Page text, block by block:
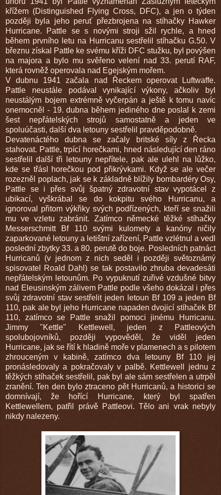
křížem (Distinguished Flying Cross, DFC), a jen o týden
později byla jeho peruť přezbrojena na stíhačky Hawker
Hurricane. Pattle se s novými stroji sžil rychle, a hned
během prvního letu na Hurricanu sestřelil stíhačku G.50. V
březnu získal Pattle ke svému kříži DFC stužku, byl povýšen
na majora a bylo mu svěřeno velení nad 33. perutí RAF,
která rovněž operovala nad Egejským mořem.
V dubnu 1941 začala nad Řeckem operovat Luftwaffe.
Pattle neustále podával vynikající výkony, ačkoliv byl
neustálým bojem extrémně vyčerpán a ještě k tomu navíc
onemocněl - 19. dubna během jediného dne poslal k zemi
šest nepřátelských strojů samostatně a jeden ve
spoluúčasti, další dva letouny sestřelil pravděpodobně.
Devatenáctého dubna se začaly britské síly z Řecka
stahovat. Pattle, trpící horečkami, hned následující den ráno
sestřelil další tři letouny nepřítele, pak ale ulehl na lůžko,
kde se třásl horečkou pod přikrývkami. Když se ale večer
rozezněl poplach, jak se k základně blížily bombardéry Osy,
Pattle se i přes svůj špatný zdravotní stav vypotácel z
ubikací, vyškrábal se do kokpitu svého Hurricanu, a
ignoroval přitom výkřiky svých podřízených, kteří se snažili
mu ve vzletu zabránit. Zatímco německé těžké stíhačky
Messerschmitt Bf 110 svými kulomety a kanóny ničily
zaparkované letouny a letištní zařízení, Pattle vzlétnul a vedl
poslední zbytky 33. a 80. perutě do boje. Posledních patnáct
Hurricanů (v jednom z nich seděl i později světoznámý
spisovatel Roald Dahl) se tak postavilo zhruba devadesáti
nepřátelským letounům. Po vypuknutí zuřivé vzdušné bitvy
nad Eleusinským zálivem Pattle podle všeho dokázal i přes
svůj zdravotní stav sestřelit jeden letoun Bf 109 a jeden Bf
110, pak ale byl jeho Hurricane napaden dvojicí stíhaček Bf
110, zatímco se Pattle snažil pomoci jinému Hurricanu.
Jimmy "Kettle" Kettlewell, jeden z Pattleových
spolubojovníků, později vypověděl, že viděl jeden
Hurricane, jak se řítí k hladině moře v plamenech a s pilotem
zhrouceným v kabině, zatímco dva letouny Bf 110 jej
pronásledovaly a pokračovaly v palbě. Kettlewell jednu z
těžkých stíhaček sestřelil, pak byl ale sám sestřelen a utrpěl
zranění. Ten den bylo ztraceno pět Hurricanů, a historici se
domnívají, že hořící Hurricane, který byl spatřen
Kettlewellem, patřil právě Pattleovi. Tělo ani vrak nebyly
nikdy nalezeny.